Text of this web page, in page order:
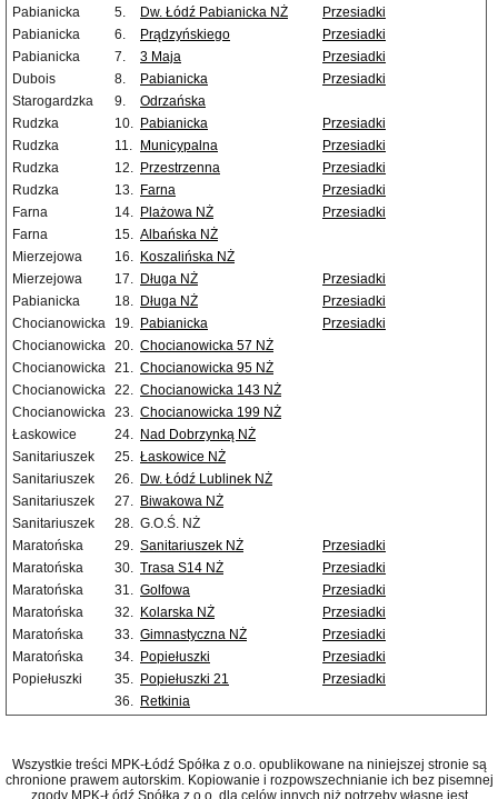
Pabianicka
5. Dw. Łódź Pabianicka NŻ
Przesiadki
Pabianicka
6. Prądzyńskiego
Przesiadki
Pabianicka
7. 3 Maja
Przesiadki
Dubois
8. Pabianicka
Przesiadki
Starogardzka
9.
Odrzańska
Rudzka
10. Pabianicka
Przesiadki
Rudzka
11. Municypalna
Przesiadki
Rudzka
12. Przestrzenna
Przesiadki
Rudzka
13. Farna
Przesiadki
Farna
14. Plażowa NŻ
Przesiadki
Farna
15. Albańska NŻ
Mierzejowa
16. Koszalińska NŻ
Mierzejowa
17. Długa NŻ
Przesiadki
Pabianicka
18. Długa NŻ
Przesiadki
Chocianowicka
19. Pabianicka
Przesiadki
Chocianowicka 20. Chocianowicka 57 NŻ
Chocianowicka 21. Chocianowicka 95 NŻ
Chocianowicka 22. Chocianowicka 143 NŻ
Chocianowicka 23. Chocianowicka 199 NŻ
Łaskowice
24. Nad Dobrzynką NŻ
Sanitariuszek
25. Łaskowice NŻ
Sanitariuszek
26. Dw. Łódź Lublinek NŻ
Sanitariuszek
27. Biwakowa NŻ
Sanitariuszek
28. G.O.Ś. NŻ
Maratońska
29. Sanitariuszek NŻ
Przesiadki
Maratońska
30. Trasa S14 NŻ
Przesiadki
Maratońska
31. Golfowa
Przesiadki
Maratońska
32. Kolarska NŻ
Przesiadki
Maratońska
33. Gimnastyczna NŻ
Przesiadki
Maratońska
34. Popiełuszki
Przesiadki
Popiełuszki
35. Popiełuszki 21
Przesiadki
36. Retkinia
Wszystkie treści MPK-Łódź Spółka z o.o. opublikowane na niniejszej stronie są
chronione prawem autorskim. Kopiowanie i rozpowszechnianie ich bez pisemnej
zgody MPK-Łódź Spółka z o.o. dla celów innych niż potrzeby własne jest